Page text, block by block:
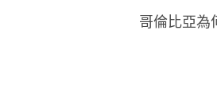
哥倫比亞為